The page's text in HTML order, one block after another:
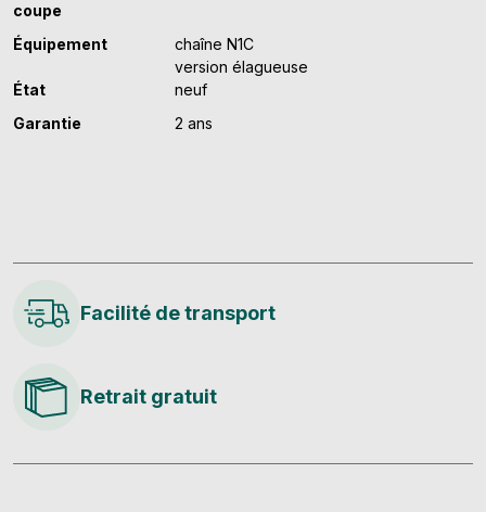
coupe
Équipement
chaîne N1C
version élagueuse
État
neuf
Garantie
2 ans
Facilité de transport
Retrait gratuit